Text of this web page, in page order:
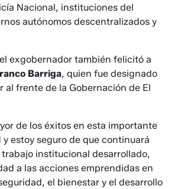
Nacional, instituciones del
autónomos descentralizados y
exgobernador también felicitó a
Barriga, quien fue designado
al frente de la Gobernación de El
de los éxitos en esta importante
estoy seguro de que continuará
institucional desarrollado,
a las acciones emprendidas en
el bienestar y el desarrollo